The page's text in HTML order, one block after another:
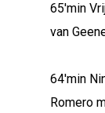
65'min
van
64'min
Romero